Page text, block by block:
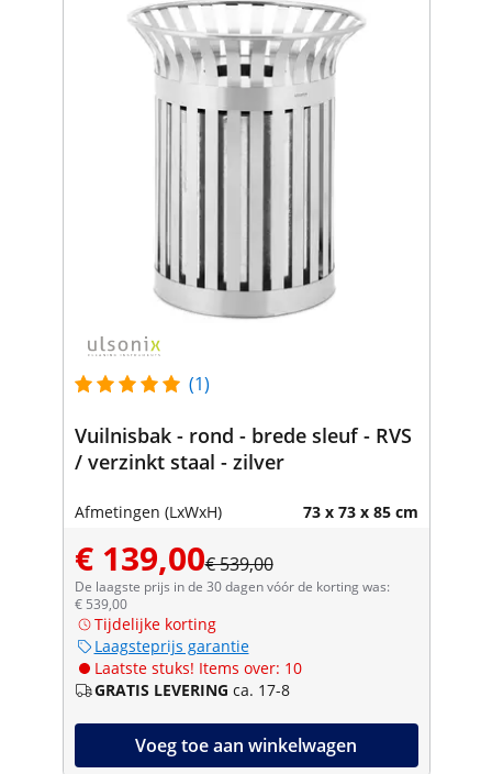
(1)
Vuilnisbak - rond - brede sleuf - RVS
/ verzinkt staal - zilver
Afmetingen (LxWxH) 73 x 73 x 85 cm
€ 139,00€ 539,00
De laagste prijs in de 30 dagen vóór de korting was:
€ 539,00
Tijdelijke korting
Laagsteprijs garantie
Laatste stuks! Items over: 10
GRATIS LEVERING ca. 17-8
Voeg toe aan winkelwagen